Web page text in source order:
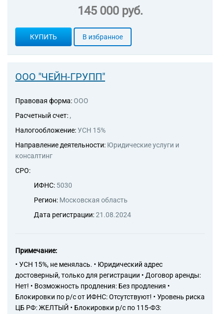
145 000 руб.
КУПИТЬ В избранное
ООО "ЧЕЙН-ГРУПП"
Правовая форма: ООО
Расчетный счет: ,
Налогообложение:УСН 15%
Направление деятельности: Юридические услуги и
консалтинг
СРО:
ИФНС: 5030
Регион: Московская область
Дата регистрации:21.08.2024
Примечание:
• УСН 15%, не менялась. • Юридический адрес
достоверный, только для регистрации • Договор аренды:
Нет! • Возможность продления: Без продления •
Блокировки по р/с от ИФНС: Отсутствуют! • Уровень риска
ЦБ РФ: ЖЕЛТЫЙ • Блокировки р/с по 115-ФЗ: